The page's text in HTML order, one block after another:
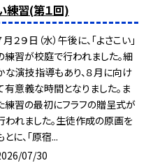
練習(第１回)
月２９日（水）午後に、「よさこい」
練習が校庭で行われました。細
な演技指導もあり、８月に向け
有意義な時間となりました。ま
練習の最初にフラフの贈呈式が
われました。生徒作成の原画を
とに、「原宿...
07/30